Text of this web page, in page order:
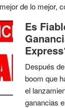
de lo mejor,
Es
Después
boom que
el
ganancias